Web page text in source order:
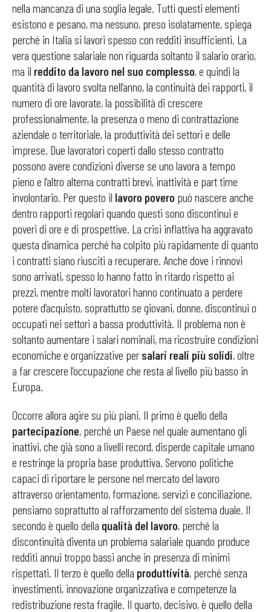
nella mancanza di una soglia legale. Tutti questi elementi
esistono e pesano, ma nessuno, preso isolatamente, spiega
perché in Italia si lavori spesso con redditi insufficienti. La
vera questione salariale non riguarda soltanto il salario orario,
ma il reddito da lavoro nel suo complesso, e quindi la
quantità di lavoro svolta nell’anno, la continuità dei rapporti, il
numero di ore lavorate, la possibilità di crescere
professionalmente, la presenza o meno di contrattazione
aziendale o territoriale, la produttività dei settori e delle
imprese. Due lavoratori coperti dallo stesso contratto
possono avere condizioni diverse se uno lavora a tempo
pieno e l’altro alterna contratti brevi, inattività e part time
involontario. Per questo il lavoro povero può nascere anche
dentro rapporti regolari quando questi sono discontinui e
poveri di ore e di prospettive. La crisi inflattiva ha aggravato
questa dinamica perché ha colpito più rapidamente di quanto
i contratti siano riusciti a recuperare. Anche dove i rinnovi
sono arrivati, spesso lo hanno fatto in ritardo rispetto ai
prezzi, mentre molti lavoratori hanno continuato a perdere
potere d’acquisto, soprattutto se giovani, donne, discontinui o
occupati nei settori a bassa produttività. Il problema non è
soltanto aumentare i salari nominali, ma ricostruire condizioni
economiche e organizzative per salari reali più solidi, oltre
a far crescere l’occupazione che resta al livello più basso in
Europa.
Occorre allora agire su più piani. Il primo è quello della
partecipazione, perché un Paese nel quale aumentano gli
inattivi, che già sono a livelli record, disperde capitale umano
e restringe la propria base produttiva. Servono politiche
capaci di riportare le persone nel mercato del lavoro
attraverso orientamento, formazione, servizi e conciliazione,
pensiamo soprattutto al rafforzamento del sistema duale. Il
secondo è quello della qualità del lavoro, perché la
discontinuità diventa un problema salariale quando produce
redditi annui troppo bassi anche in presenza di minimi
rispettati. Il terzo è quello della produttività, perché senza
investimenti, innovazione organizzativa e competenze la
redistribuzione resta fragile. Il quarto, decisivo, è quello della